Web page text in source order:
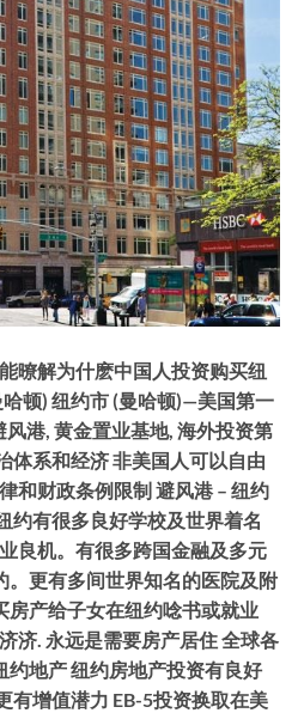
暸解为什麽中国人投资购买纽
顿) 纽约市 (曼哈顿)—美国第一
港, 黄金置业基地, 海外投资第
体系和经济 非美国人可以自由
和财政条例限制 避风港 – 纽约
约有很多良好学校及世界着名
良机。有很多跨国金融及多元
。更有多间世界知名的医院及附
房产给子女在纽约唸书或就业
济. 永远是需要房产居住 全球各
地产 纽约房地产投资有良好
有增值潜力 EB-5投资换取在美